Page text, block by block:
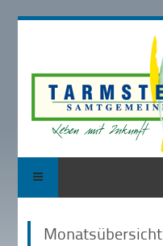
Monatsübersicht